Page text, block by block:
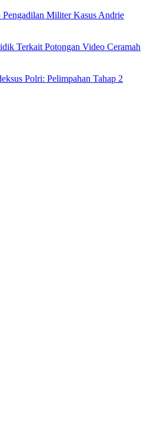
Pengadilan Militer Kasus Andrie
Terkait Potongan Video Ceramah
Polri: Pelimpahan Tahap 2